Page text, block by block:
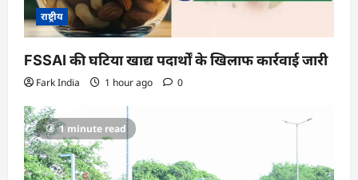
राष्ट्रीय
FSSAI की घटिया खाद्य पदार्थों के खिलाफ कार्रवाई जारी
Fark India 1 hour ago 0
1 minute read